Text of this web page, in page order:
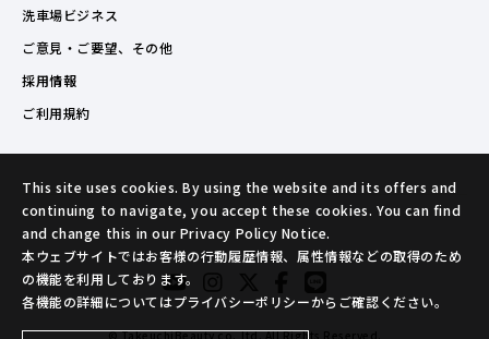
洗車場ビジネス
ご意見・ご要望、その他
採用情報
ご利用規約
© TakeuchiBeauty co.,ltd. All Rights Reserved.
This site uses cookies. By using the website and its offers and
continuing to navigate, you accept these cookies. You can find
and change this in our Privacy Policy Notice.
本ウェブサイトではお客様の行動履歴情報、属性情報などの取得のため
の機能を利用しております。
各機能の詳細についてはプライバシーポリシーからご確認ください。